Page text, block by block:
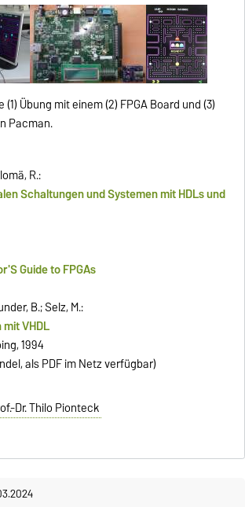
(1) Übung mit einem (2) FPGA Board und (3)
Pacman.
R.:
Schaltungen und Systemen mit HDLs und
Guide to FPGAs
B.; Selz, M.:
VHDL
1994
als PDF im Netz verfügbar)
Dr. Thilo Pionteck